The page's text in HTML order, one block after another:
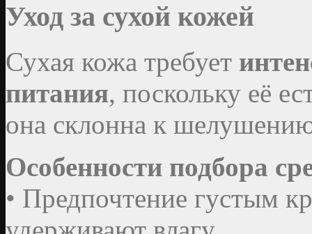
Уход за сухой кожей
Сухая кожа требует
питания, поскольку её
она склонна к
Особенности подбора
• Предпочтение густым